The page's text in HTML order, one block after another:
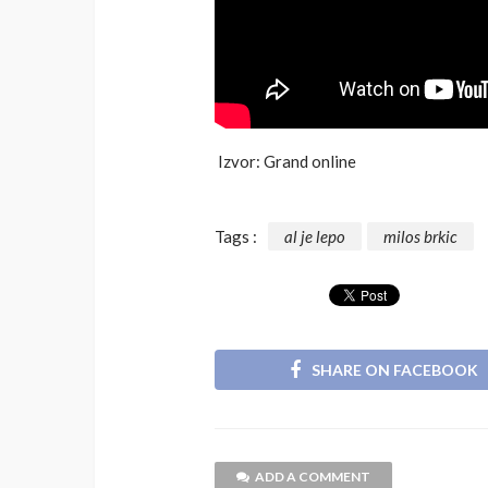
Izvor: Grand online
Tags : al je lepo milos brkic
SHARE ON FACEBOOK
ADD A COMMENT